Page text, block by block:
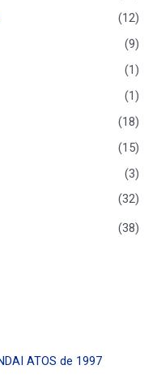
(12)
(9)
(1)
(1)
(18)
(15)
(3)
(32)
(38)
ATOS de 1997